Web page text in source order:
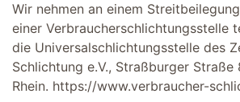
Wir nehmen an einem
einer Verbraucherschlichtungsstelle
die Universalschlichtungsstelle des
Schlichtung e.V., Straßburger Straße
Rhein. https://www.verbraucher-